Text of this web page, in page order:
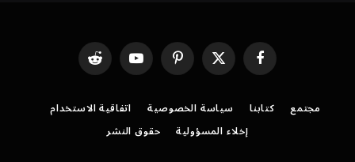
فيسبوك X
(Twitter)
بينتيريستيوتيوب رديت
مجتمع كتابنا سياسة الخصوصية
اتفاقية الاستخدام
إخلاء المسؤولية
حقوق النشر